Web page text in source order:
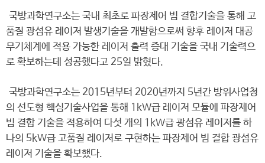
국방과학연구소는 국내 최초로 파장제어 빔 결합기술을 통해 고
품질 광섬유 레이저 발생기술을 개발함으로써 향후 레이저 대공
무기체계에 적용 가능한 레이저 출력 증대 기술을 국내 기술력으
로 확보하는데 성공했다고 25일 밝혔다.
국방과학연구소는 2015년부터 2020년까지 5년간 방위사업청
의 선도형 핵심기술사업을 통해 1kW급 레이저 모듈에 파장제어
빔 결합 기술을 적용하여 다섯 개의 1kW급 광섬유 레이저를 하
나의 5kW급 고품질 레이저로 구현하는 파장제어 빔 결합 광섬유
레이저 기술을 확보했다.